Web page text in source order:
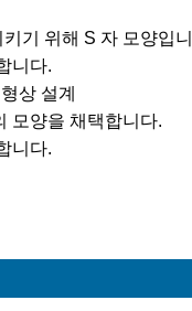
기 위해 S 자 모양입
니다.
상 설계
모양을 채택합니다.
니다.